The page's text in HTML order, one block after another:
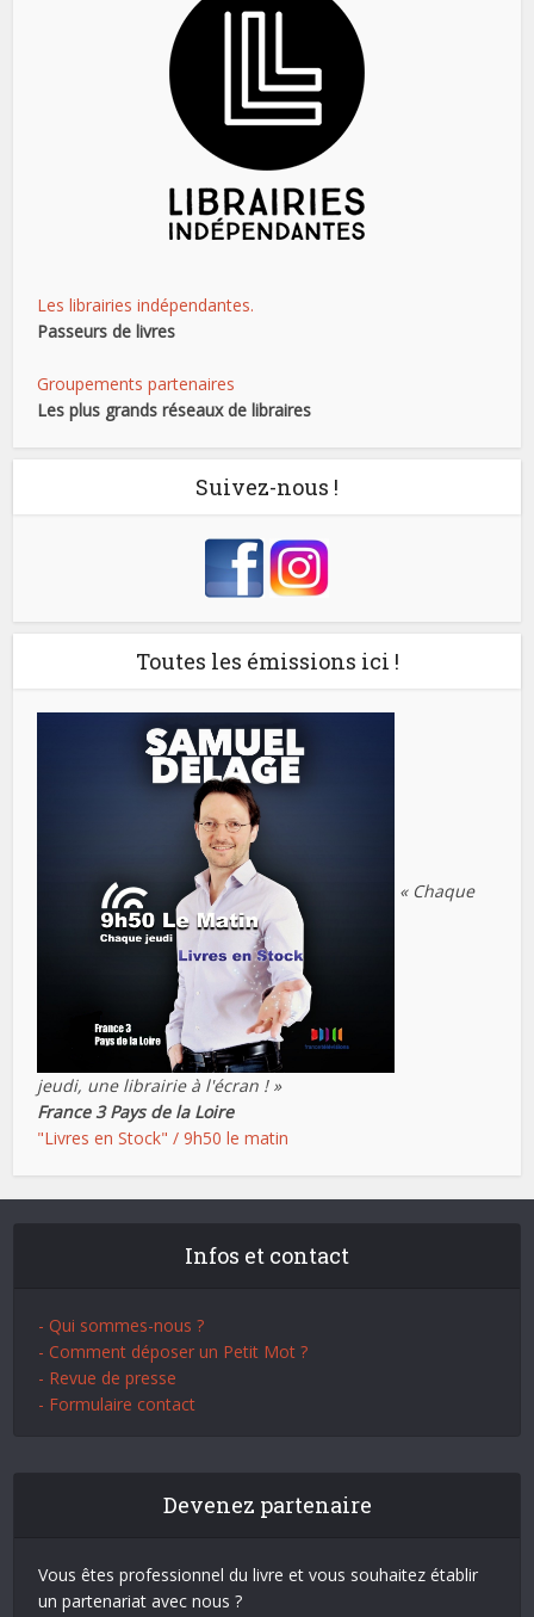
Les librairies indépendantes.
Passeurs de livres
Groupements partenaires
Les plus grands réseaux de libraires
Suivez-nous !
Toutes les émissions ici !
« Chaque
jeudi, une librairie à l'écran ! »
France 3 Pays de la Loire
"Livres en Stock" / 9h50 le matin
Infos et contact
- Qui sommes-nous ?
- Comment déposer un Petit Mot ?
- Revue de presse
- Formulaire contact
Devenez partenaire
Vous êtes professionnel du livre et vous souhaitez établir
un partenariat avec nous ?